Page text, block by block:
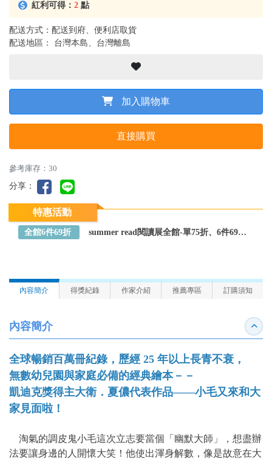
紅利可得： 2 點
配送方式：配送到府、便利店取貨
配送地區： 台灣本島、台灣離島
加入購物車
直接購買
參考庫存：30
分享：
特惠活動
全館6件69折 summer read閱讀展全館-單75折、6件69折～全館任選
內容簡介 得獎紀錄 作家介紹 推薦專區 訂購須知
內容簡介 收合
全球暢銷百萬冊紀錄，歷經 25 年以上長青不衰，
無數幼兒園與家庭必備的經典繪本－－
凱迪克獎得主大衛．夏儂代表作品――小毛又來和大
家見面啦！
淘氣的調皮鬼小毛這次立志要當個「幽默大師」，想盡辦
法要讓身邊的人開懷大笑！他使出渾身解數，像是故意在大